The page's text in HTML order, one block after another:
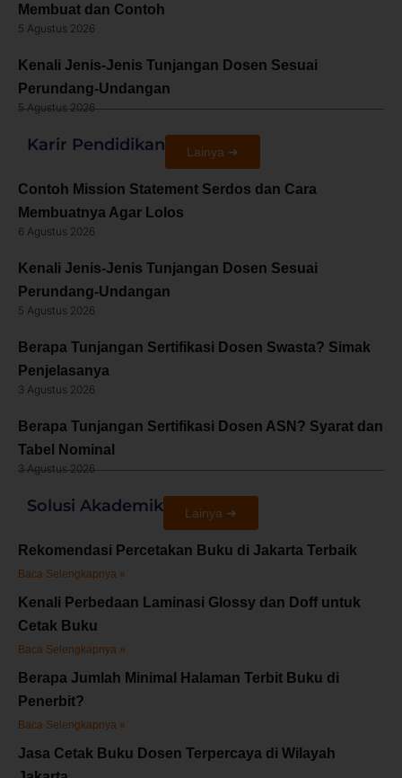
Membuat dan Contoh
5 Agustus 2026
Kenali Jenis-Jenis Tunjangan Dosen Sesuai
Perundang-Undangan
5 Agustus 2026
Karir Pendidikan Lainya ➜
Contoh Mission Statement Serdos dan Cara
Membuatnya Agar Lolos
6 Agustus 2026
Kenali Jenis-Jenis Tunjangan Dosen Sesuai
Perundang-Undangan
5 Agustus 2026
Berapa Tunjangan Sertifikasi Dosen Swasta? Simak
Penjelasanya
3 Agustus 2026
Berapa Tunjangan Sertifikasi Dosen ASN? Syarat dan
Tabel Nominal
3 Agustus 2026
Solusi Akademik Lainya ➜
Rekomendasi Percetakan Buku di Jakarta Terbaik
Baca Selengkapnya »
Kenali Perbedaan Laminasi Glossy dan Doff untuk
Cetak Buku
Baca Selengkapnya »
Berapa Jumlah Minimal Halaman Terbit Buku di
Penerbit?
Baca Selengkapnya »
Jasa Cetak Buku Dosen Terpercaya di Wilayah